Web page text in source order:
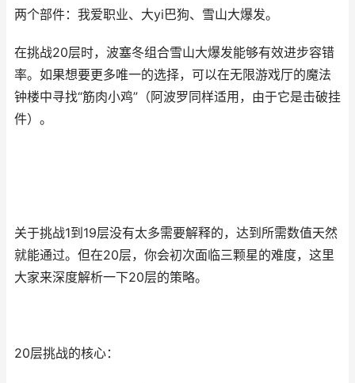
两个部件：我爱职业、大yi巴狗、雪山大爆发。
在挑战20层时，波塞冬组合雪山大爆发能够有效进步容错
率。如果想要更多唯一的选择，可以在无限游戏厅的魔法
钟楼中寻找“筋肉小鸡”（阿波罗同样适用，由于它是击破挂
件）。
关于挑战1到19层没有太多需要解释的，达到所需数值天然
就能通过。但在20层，你会初次面临三颗星的难度，这里
大家来深度解析一下20层的策略。
20层挑战的核心：